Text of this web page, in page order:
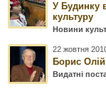
У Будинку
культуру
Новини
22 жовтня
Борис
Видатні